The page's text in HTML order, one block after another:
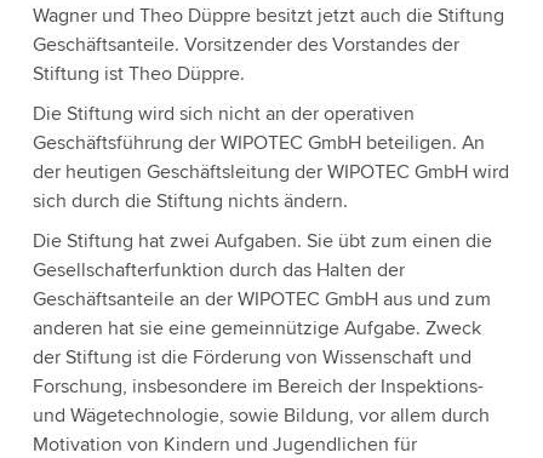
Wagner und Theo Düppre besitzt jetzt auch die Stiftung
Geschäftsanteile. Vorsitzender des Vorstandes der
Stiftung ist Theo Düppre.
Die Stiftung wird sich nicht an der operativen
Geschäftsführung der WIPOTEC GmbH beteiligen. An
der heutigen Geschäftsleitung der WIPOTEC GmbH wird
sich durch die Stiftung nichts ändern.
Die Stiftung hat zwei Aufgaben. Sie übt zum einen die
Gesellschafterfunktion durch das Halten der
Geschäftsanteile an der WIPOTEC GmbH aus und zum
anderen hat sie eine gemeinnützige Aufgabe. Zweck
der Stiftung ist die Förderung von Wissenschaft und
Forschung, insbesondere im Bereich der Inspektions-
und Wägetechnologie, sowie Bildung, vor allem durch
Motivation von Kindern und Jugendlichen für